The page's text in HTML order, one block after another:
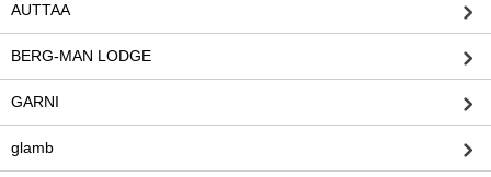
AUTTAA
BERG-MAN LODGE
GARNI
glamb